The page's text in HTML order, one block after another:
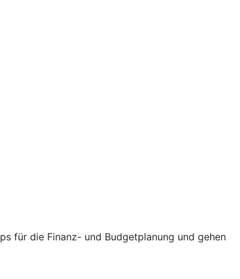
für die Finanz- und Budgetplanung und gehen